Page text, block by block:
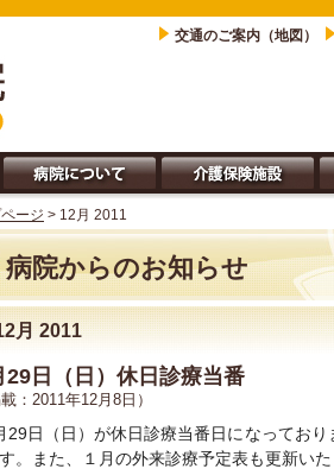
交通のご案内（地図）
ージ > 12月 2011
病院からのお知らせ
月 2011
29日（日）休日診療当番
載：2011年12月8日）
29日（日）が休日診療当番日になってお
。また、１月の外来診療予定表も更新いた